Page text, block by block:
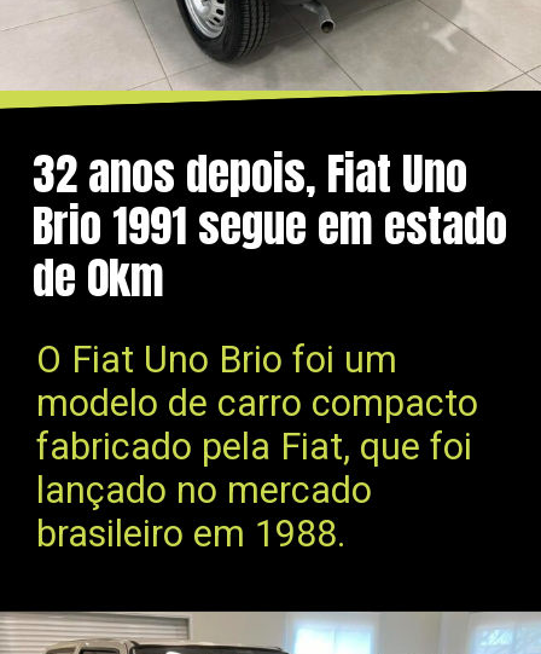
32 anos depois, Fiat Uno
Brio 1991 segue em estado
de 0km
O Fiat Uno Brio foi um
modelo de carro compacto
fabricado pela Fiat, que foi
lançado no mercado
brasileiro em 1988.